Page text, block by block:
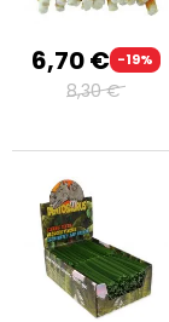
6,70 € -19%
8,30 €